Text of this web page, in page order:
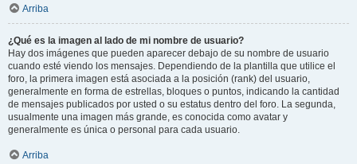
Arriba
¿Qué es la imagen al lado de mi nombre de usuario?
Hay dos imágenes que pueden aparecer debajo de su nombre de usuario
cuando esté viendo los mensajes. Dependiendo de la plantilla que utilice el
foro, la primera imagen está asociada a la posición (rank) del usuario,
generalmente en forma de estrellas, bloques o puntos, indicando la cantidad
de mensajes publicados por usted o su estatus dentro del foro. La segunda,
usualmente una imagen más grande, es conocida como avatar y
generalmente es única o personal para cada usuario.
Arriba